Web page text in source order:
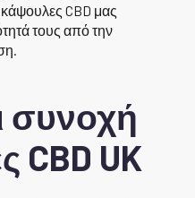
κάψουλες CBD μας
τους από την
συνοχή
CBD UK